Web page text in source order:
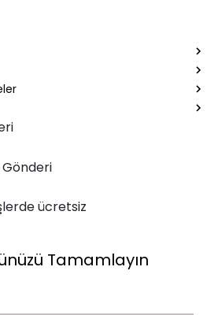
ücretsiz
Tamamlayın